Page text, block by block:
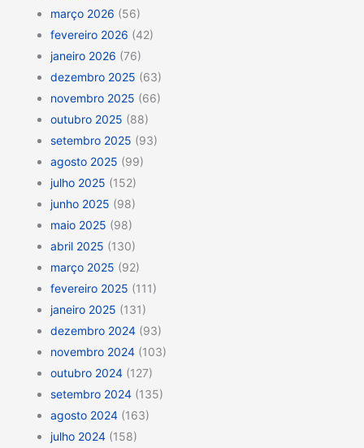
março 2026 (56)
fevereiro 2026 (42)
janeiro 2026 (76)
dezembro 2025 (63)
novembro 2025 (66)
outubro 2025 (88)
setembro 2025 (93)
agosto 2025 (99)
julho 2025 (152)
junho 2025 (98)
maio 2025 (98)
abril 2025 (130)
março 2025 (92)
fevereiro 2025 (111)
janeiro 2025 (131)
dezembro 2024 (93)
novembro 2024 (103)
outubro 2024 (127)
setembro 2024 (135)
agosto 2024 (163)
julho 2024 (158)